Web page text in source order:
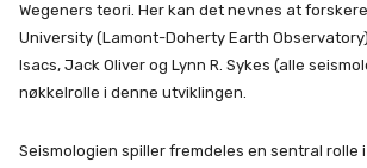
Wegeners teori. Her kan det nevnes at
University (Lamont-Doherty Earth
Isacs, Jack Oliver og Lynn R. Sykes (alle
nøkkelrolle i denne utviklingen.
Seismologien spiller fremdeles en sentral rolle